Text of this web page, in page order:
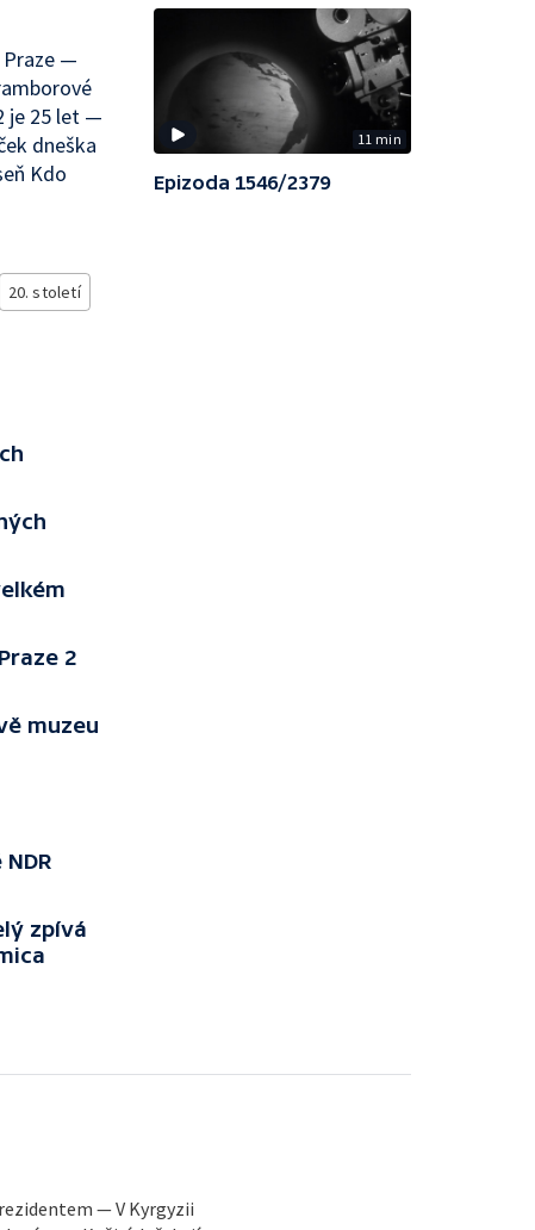
Praze —
je 25 let —
dneška
Kdo
20. století
2
muzeu
zpívá
11 min
Epizoda 1546/2379
— V Kyrgyzii